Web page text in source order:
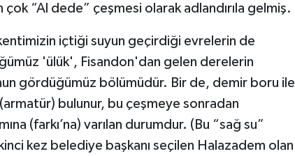
“Al dede” çeşmesi olarak adlandırıla gelmiş.
içtiği suyun geçirdiği evrelerin de
'ülük', Fisandon'dan gelen derelerin
gördüğümüz bölümüdür. Bir de, demir boru ile
bulunur, bu çeşmeye sonradan
(farkı’na) varılan durumdur. (Bu “sağ su”
kez belediye başkanı seçilen Halazadem olan